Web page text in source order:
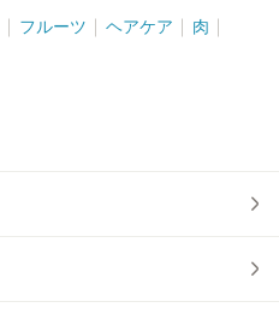
フルーツ ヘアケア 肉